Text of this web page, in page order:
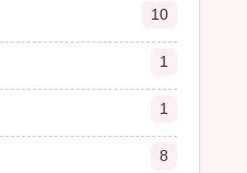
10
1
1
8